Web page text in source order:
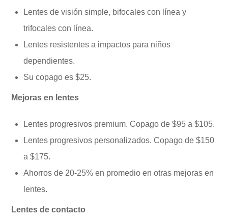
Lentes de visión simple, bifocales con línea y
trifocales con línea.
Lentes resistentes a impactos para niños
dependientes.
Su copago es $25.
Mejoras en lentes
Lentes progresivos premium. Copago de $95 a $105.
Lentes progresivos personalizados. Copago de $150
a $175.
Ahorros de 20-25% en promedio en otras mejoras en
lentes.
Lentes de contacto